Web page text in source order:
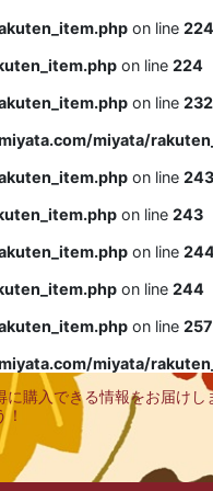
on line 224
on line 224
on line 232
miyata/
on line 243
on line 243
on line
on line 244
on line 257
miyata/
に購入できる情報をお届けし